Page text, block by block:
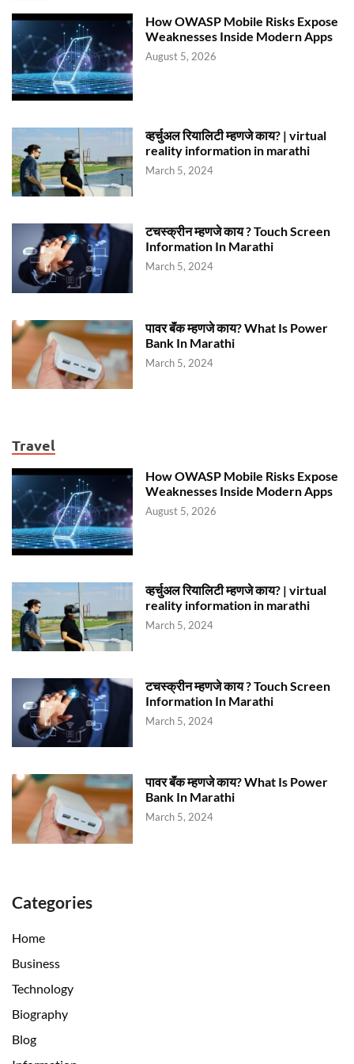
How OWASP Mobile Risks Expose
Weaknesses Inside Modern Apps
August 5, 2026
व्हर्चुअल रियालिटी म्हणजे काय? | virtual
reality information in marathi
March 5, 2024
टचस्क्रीन म्हणजे काय ? Touch Screen
Information In Marathi
March 5, 2024
पावर बॅंक म्हणजे काय? What Is Power
Bank In Marathi
March 5, 2024
Travel
How OWASP Mobile Risks Expose
Weaknesses Inside Modern Apps
August 5, 2026
व्हर्चुअल रियालिटी म्हणजे काय? | virtual
reality information in marathi
March 5, 2024
टचस्क्रीन म्हणजे काय ? Touch Screen
Information In Marathi
March 5, 2024
पावर बॅंक म्हणजे काय? What Is Power
Bank In Marathi
March 5, 2024
Categories
Home
Business
Technology
Biography
Blog